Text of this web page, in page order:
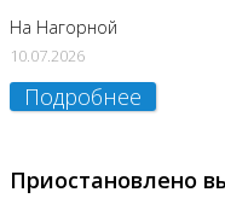
На Нагорной
10.07.2026
Подробнее
Приостановлено